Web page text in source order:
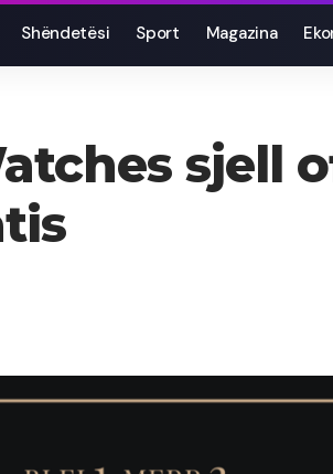
Shëndetësi Sport Magazina
sjell